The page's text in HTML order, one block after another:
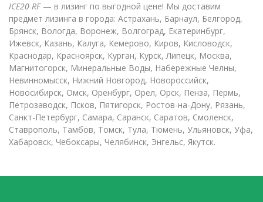
ICE20 RF— в лизинг по выгодной цене! Мы доставим
предмет лизинга в города: Астрахань, Барнаул, Белгород,
Брянск, Вологда, Воронеж, Волгоград, Екатеринбург,
Ижевск, Казань, Калуга, Кемерово, Киров, Кисловодск,
Краснодар, Красноярск, Курган, Курск, Липецк, Москва,
Магнитогорск, Минеральные Воды, Набережные Челны,
Невинномысск, Нижний Новгород, Новороссийск,
Новосибирск, Омск, Оренбург, Орел, Орск, Пенза, Пермь,
Петрозаводск, Псков, Пятигорск, Ростов-на-Дону, Рязань,
Санкт-Петербург, Самара, Саранск, Саратов, Смоленск,
Ставрополь, Тамбов, Томск, Тула, Тюмень, Ульяновск, Уфа,
Хабаровск, Чебоксары, Челябинск, Энгельс, Якутск.